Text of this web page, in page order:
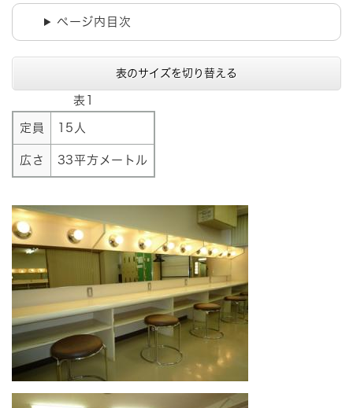
背景色変更 白 黒 青
ページ内目次
表のサイズを切り替える
表1
定員 15人
広さ 33平方メートル